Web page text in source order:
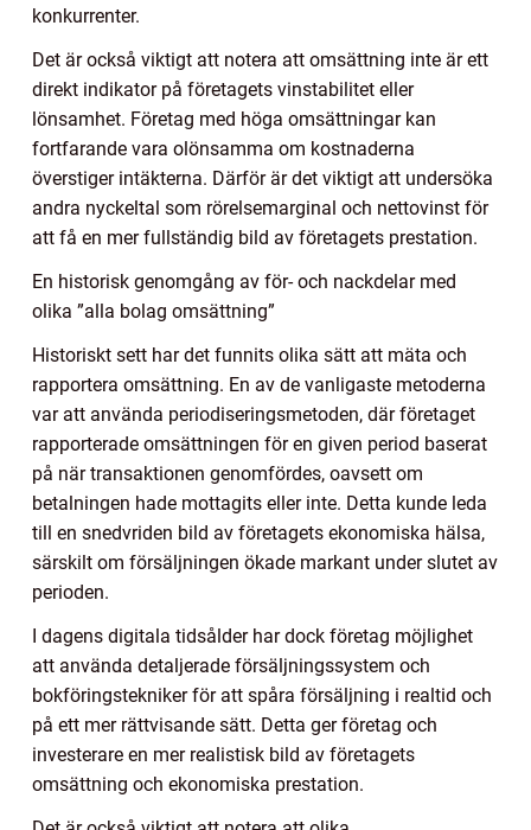
konkurrenter.
Det är också viktigt att notera att omsättning inte är ett
direkt indikator på företagets vinstabilitet eller
lönsamhet. Företag med höga omsättningar kan
fortfarande vara olönsamma om kostnaderna
överstiger intäkterna. Därför är det viktigt att undersöka
andra nyckeltal som rörelsemarginal och nettovinst för
att få en mer fullständig bild av företagets prestation.
En historisk genomgång av för- och nackdelar med
olika ”alla bolag omsättning”
Historiskt sett har det funnits olika sätt att mäta och
rapportera omsättning. En av de vanligaste metoderna
var att använda periodiseringsmetoden, där företaget
rapporterade omsättningen för en given period baserat
på när transaktionen genomfördes, oavsett om
betalningen hade mottagits eller inte. Detta kunde leda
till en snedvriden bild av företagets ekonomiska hälsa,
särskilt om försäljningen ökade markant under slutet av
perioden.
I dagens digitala tidsålder har dock företag möjlighet
att använda detaljerade försäljningssystem och
bokföringstekniker för att spåra försäljning i realtid och
på ett mer rättvisande sätt. Detta ger företag och
investerare en mer realistisk bild av företagets
omsättning och ekonomiska prestation.